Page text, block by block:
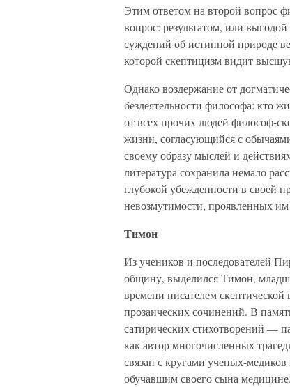
Этим ответом на второй вопрос
вопрос: результатом, или
суждений об истинной природе
которой скептицизм видит
Однако воздержание от
бездеятельности философа: кто
от всех прочих людей философ-
жизни, согласующийся с
своему образу мыслей и
литература сохранила немало
глубокой убежденности в своей
невозмутимости, проявленных
Тимон
Из учеников и последователей
общину, выделился Тимон,
времени писателем
прозаических сочинений. В
сатирических стихотворений —
как автор многочисленных
связан с кругами ученых-
обучавшим своего сына